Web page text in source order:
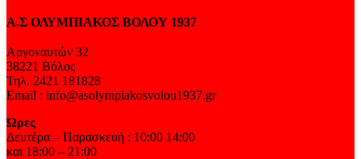
Α.Σ ΟΛΥΜΠΙΑΚΟΣ ΒΟΛΟΥ 1937
Αργοναυτών 32
38221 Βόλος
Τηλ. 2421 181828
Email : info@asolympiakosvolou1937.gr
Ώρες
Δευτέρα – Παρασκευή : 10:00 14:00
και 18:00 – 21:00